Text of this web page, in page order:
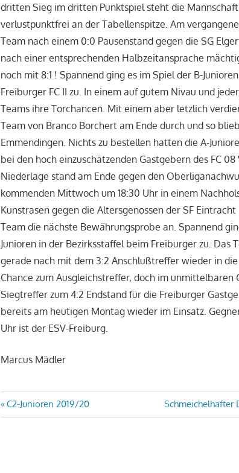
dritten Sieg im dritten Punktspiel steht die
verlustpunktfrei an der Tabellenspitze. Am
Team nach einem 0:0 Pausenstand gegen die SG
nach einer entsprechenden Halbzeitansprache
noch mit 8:1 ! Spannend ging es im Spiel der B-
Freiburger FC II zu. In einem auf gutem Nivau und
Teams ihre Torchancen. Mit einem aber letzlich
Team von Branco Borchert am Ende durch und so
Emmendingen. Nichts zu bestellen hatten die A-
bei den hoch einzuschätzenden Gastgebern des FC
Niederlage stand am Ende gegen den
kommenden Mittwoch um 18:30 Uhr in einem
Kunstrasen gegen die Altersgenossen der SF
Team die nächste Bewährungsprobe an. Spannend
Junioren in der Bezirksstaffel beim Freiburger zu. Das
gerade nach mit dem 3:2 Anschlußtreffer wieder in
Chance zum Ausgleichstreffer, doch im unmittelbaren
Siegtreffer zum 4:2 Endstand für die Freiburger
bereits am heutigen Montag wieder im Einsatz.
Uhr ist der ESV-Freiburg.
Marcus Mädler
Beitragsnavigation
Vorheriger
Beitrag:
C2-Junioren 2019/20
Nächster
Beitrag:
Schmeichelhafter